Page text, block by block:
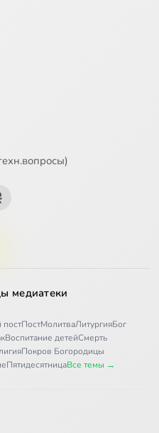
медиатеки
постПостМолитваЛитургияБог
Воспитание детейСмерть
Покров Богородицы
ПятидесятницаВсе темы →